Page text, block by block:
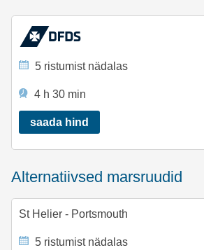
5 ristumist nädalas
4 h 30 min
saada hind
Alternatiivsed marsruudid
St Helier - Portsmouth
5 ristumist nädalas